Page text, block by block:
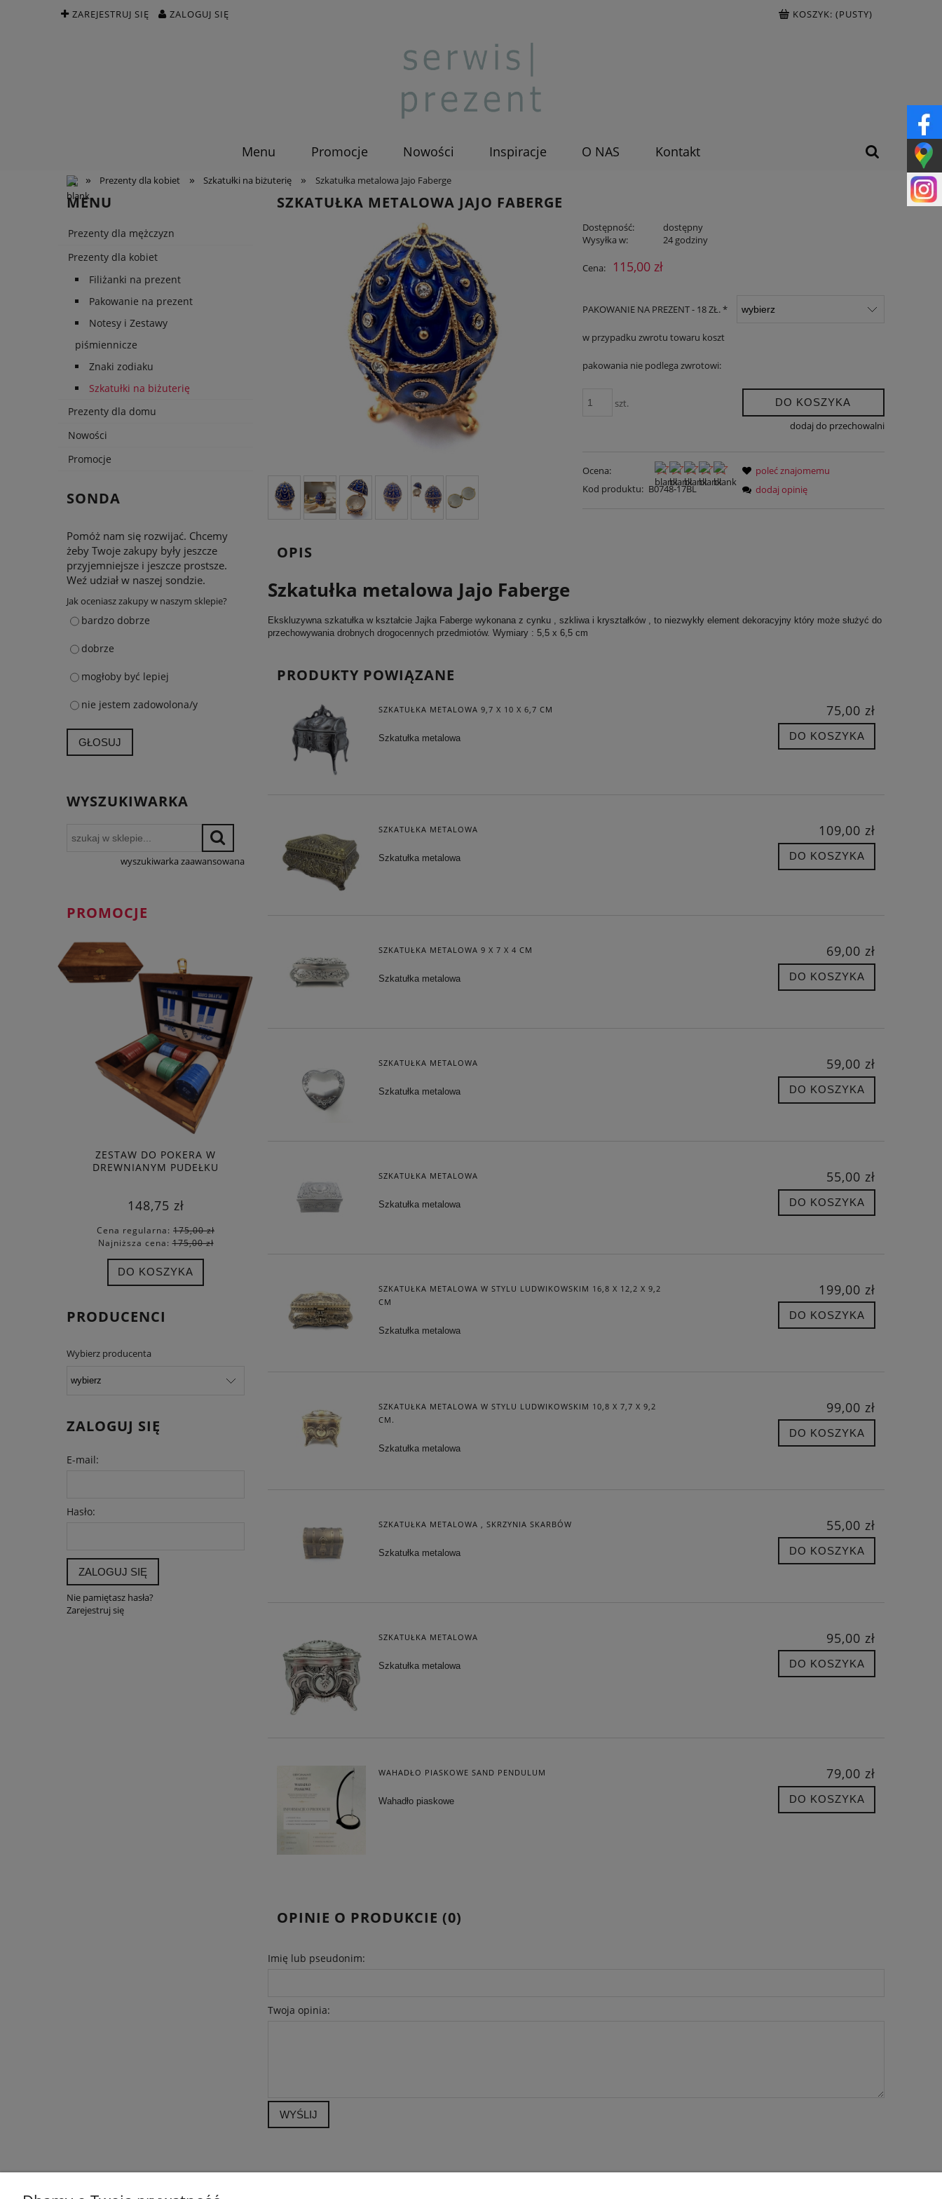
ZAREJESTRUJ SIĘ ZALOGUJ SIĘ KOSZYK: (PUSTY)
Menu Promocje Nowości Inspiracje O NAS Kontakt
» Prezenty dla kobiet » Szkatułki na biżuterię » Szkatułka metalowa Jajo Faberge
MENU
Prezenty dla mężczyzn
Prezenty dla kobiet
Filiżanki na prezent
Pakowanie na prezent
Notesy i Zestawy
piśmiennicze
Znaki zodiaku
Szkatułki na biżuterię
Prezenty dla domu
Nowości
Promocje
SONDA
Pomóż nam się rozwijać. Chcemy
żeby Twoje zakupy były jeszcze
przyjemniejsze i jeszcze prostsze.
Weź udział w naszej sondzie.
Jak oceniasz zakupy w naszym sklepie?
bardzo dobrze
dobrze
mogłoby być lepiej
nie jestem zadowolona/y
GŁOSUJ
WYSZUKIWARKA
wyszukiwarka zaawansowana
PROMOCJE
ZESTAW DO POKERA W
DREWNIANYM PUDEŁKU
148,75 zł
Cena regularna: 175,00 zł
Najniższa cena:175,00 zł
DO KOSZYKA
72,25 zł
PRODUCENCI
Wybierz producenta
ZALOGUJ SIĘ
E-mail:
Hasło:
ZALOGUJ SIĘ
Nie pamiętasz hasła?
Zarejestruj się
SZKATUŁKA METALOWA JAJO FABERGE
Dostępność:
dostępny
Wysyłka w:
24 godziny
Cena: 115,00 zł
PAKOWANIE NA PREZENT - 18 ZŁ. *
w przypadku zwrotu towaru koszt
pakowania nie podlega zwrotowi:
szt. DO KOSZYKA
dodaj do przechowalni
Ocena:
Kod produktu: B0748-17BL
poleć znajomemu
dodaj opinię
OPIS
Szkatułka metalowa Jajo Faberge
Ekskluzywna szkatułka w kształcie Jajka Faberge wykonana z cynku , szkliwa i kryształków , to niezwykły element dekoracyjny który może służyć do
przechowywania drobnych drogocennych przedmiotów. Wymiary : 5,5 x 6,5 cm
PRODUKTY POWIĄZANE
SZKATUŁKA METALOWA 9,7 X 10 X 6,7 CM
Szkatułka metalowa
75,00 zł
DO KOSZYKA
SZKATUŁKA METALOWA
Szkatułka metalowa
109,00 zł
DO KOSZYKA
SZKATUŁKA METALOWA 9 X 7 X 4 CM
Szkatułka metalowa
69,00 zł
DO KOSZYKA
SZKATUŁKA METALOWA
Szkatułka metalowa
59,00 zł
DO KOSZYKA
SZKATUŁKA METALOWA
Szkatułka metalowa
55,00 zł
DO KOSZYKA
SZKATUŁKA METALOWA W STYLU LUDWIKOWSKIM 16,8 X 12,2 X 9,2
CM
Szkatułka metalowa
199,00 zł
DO KOSZYKA
SZKATUŁKA METALOWA W STYLU LUDWIKOWSKIM 10,8 X 7,7 X 9,2
CM.
Szkatułka metalowa
99,00 zł
DO KOSZYKA
SZKATUŁKA METALOWA , SKRZYNIA SKARBÓW
Szkatułka metalowa
55,00 zł
DO KOSZYKA
SZKATUŁKA METALOWA
Szkatułka metalowa
95,00 zł
DO KOSZYKA
WAHADŁO PIASKOWE SAND PENDULUM
Wahadło piaskowe
79,00 zł
DO KOSZYKA
OPINIE O PRODUKCIE (0)
Imię lub pseudonim:
Twoja opinia:
WYŚLIJ